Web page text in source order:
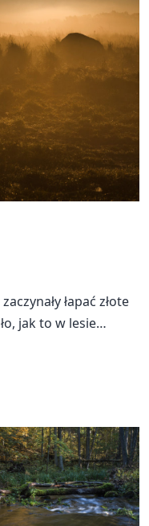
łapać złote
jak to w lesie…